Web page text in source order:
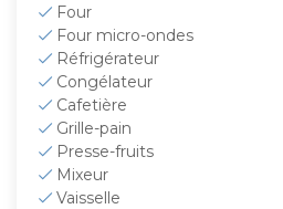
Four
Four micro-ondes
Réfrigérateur
Congélateur
Cafetière
Grille-pain
Presse-fruits
Mixeur
Vaisselle